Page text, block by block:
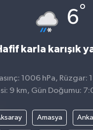
6°
karla karışık
1006 hPa, Rüzgar:
9 km, Gün Doğumu:
Amasya